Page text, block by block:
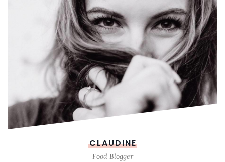
CLAUDINE
Food Blogger